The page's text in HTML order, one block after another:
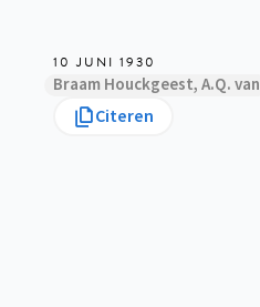
10 JUNI 1930
Braam Houckgeest, A.Q. van
Citeren